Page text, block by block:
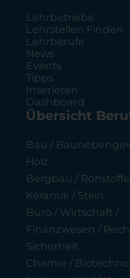
Lehrbetriebe
Lehrstellen Finden
Lehrberufe
News
Events
Tipps
Inserieren
Dashboard
Übersicht
Bau /
Holz
Bergbau / Rohstoffe
Keramik / Stein
Büro / Wirtschaft /
Finanzwesen /
Sicherheit
Chemie /